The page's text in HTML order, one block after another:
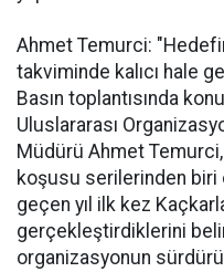
Ahmet Temurci:
takviminde kalıcı hale
Basın toplantısında
Uluslararası
Müdürü Ahmet
koşusu serilerinden biri
geçen yıl ilk kez
gerçekleştirdiklerini
organizasyonun